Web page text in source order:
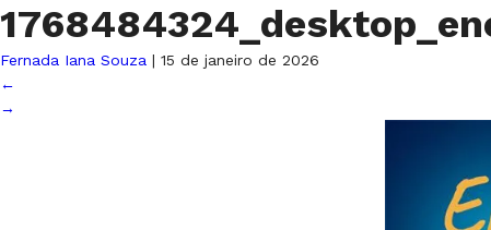
Fernada Iana Souza | 15 de janeiro de 2026
←
→